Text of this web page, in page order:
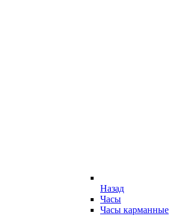
Назад
Часы
Часы карманные